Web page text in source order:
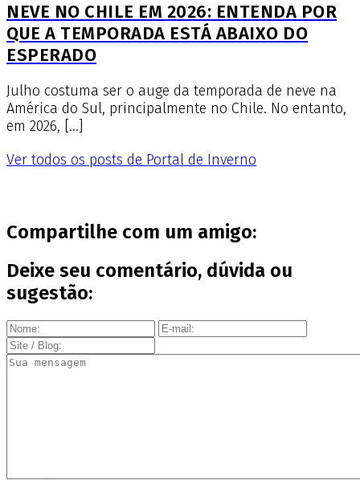
NEVE NO CHILE EM 2026: ENTENDA POR
QUE A TEMPORADA ESTÁ ABAIXO DO
ESPERADO
Julho costuma ser o auge da temporada de neve na
América do Sul, principalmente no Chile. No entanto,
em 2026, […]
Ver todos os posts de Portal de Inverno
Compartilhe com um amigo:
Deixe seu comentário, dúvida ou
sugestão: